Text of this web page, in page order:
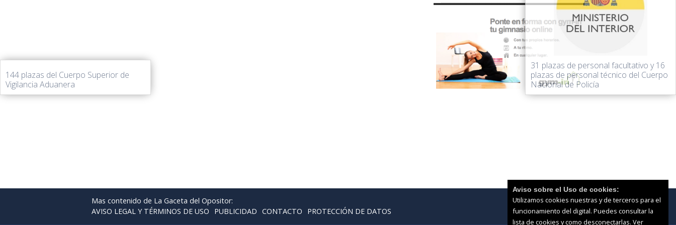
144 plazas del Cuerpo Superior de
Vigilancia Aduanera
31 plazas de personal facultativo y 16
plazas de personal técnico del Cuerpo
Nacional de Policía
Mas contenido de La Gaceta del Opositor:
AVISO LEGAL Y TÉRMINOS DE USO
PUBLICIDAD CONTACTO PROTECCIÓN DE DATOS
Aviso sobre el Uso de cookies:
Utilizamos cookies nuestras y de terceros para el
funcionamiento del digital. Puedes consultar la
lista de cookies y como desconectarlas. Ver